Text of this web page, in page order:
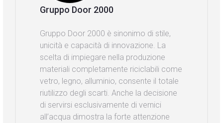
Gruppo Door 2000
Gruppo Door 2000 è sinonimo di stile,
unicità e capacità di innovazione. La
scelta di impiegare nella produzione
materiali completamente riciclabili come
vetro, legno, alluminio, consente il totale
riutilizzo degli scarti. Anche la decisione
di servirsi esclusivamente di vernici
all’acqua dimostra la forte attenzione